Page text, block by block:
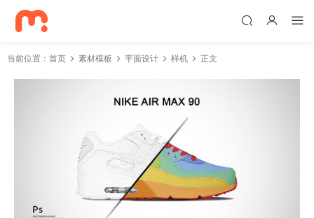
当前位置： 首页 素材模板 平面设计 样机 正文